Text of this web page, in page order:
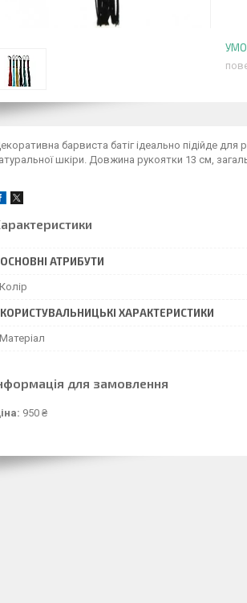
барвиста батіг ідеально підійде для
шкіри. Довжина рукоятки 13 см,
ОСНОВНІ АТРИБУТИ
Колір
КОРИСТУВАЛЬНИЦЬКІ ХАРАКТЕРИСТИКИ
Матеріал
для замовлення
950 ₴